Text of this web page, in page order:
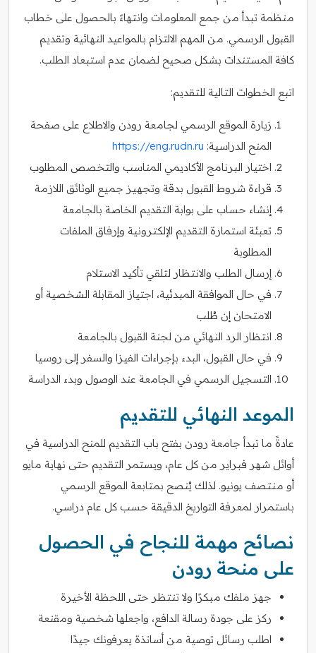
منظمة تبدأ من جمع المعلومات وانتهاءً بالحصول على خطاب
القبول الرسمي. من المهم الالتزام بالمواعيد النهائية وتقديم
كافة المستندات بشكل صحيح لضمان عدم استبعاد الطلب.
اتبع الخطوات التالية للتقديم:
زيارة الموقع الرسمي لجامعة رودن والاطلاع على صفحة
المنح الدراسية: https://eng.rudn.ru
اختيار البرنامج الأكاديمي المناسب والتخصص المطلوب
قراءة شروط القبول بدقة وتجهيز جميع الوثائق اللازمة
إنشاء حساب على بوابة التقديم الخاصة بالجامعة
تعبئة استمارة التقديم الإلكترونية وإرفاق الملفات
المطلوبة
إرسال الطلب والانتظار لتلقي تأكيد الاستلام
في حال الموافقة المبدئية، اجتياز المقابلة الشخصية أو
الامتحان إن طُلب
انتظار الرد النهائي من لجنة القبول بالجامعة
في حال القبول، البدء بإجراءات الفيزا والسفر إلى روسيا
التسجيل الرسمي في الجامعة عند الوصول وبدء الدراسة
الموعد النهائي للتقديم
عادةً ما تبدأ جامعة رودن بفتح باب التقديم للمنح الدراسية في
أوائل شهر فبراير من كل عام، ويستمر التقديم حتى نهاية مايو
أو منتصف يونيو. لذلك يُنصح بمتابعة الموقع الرسمي
باستمرار لمعرفة التواريخ الدقيقة حسب كل عام دراسي.
نصائح مهمة للنجاح في الحصول
على منحة رودن
جهز ملفك مبكرًا ولا تنتظر حتى اللحظة الأخيرة
ركز على جودة رسالة الدافع، واجعلها شخصية ومقنعة
اطلب رسائل توصية من أساتذة يعرفونك جيدًا